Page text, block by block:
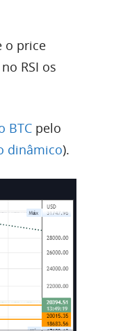
o price
RSI os
BTC pelo
dinâmico).